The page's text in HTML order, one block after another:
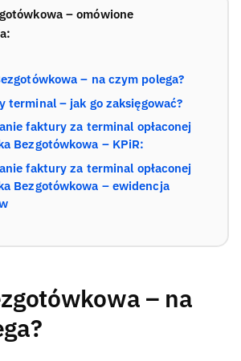
– omówione
– na czym polega?
terminal – jak go zaksięgować?
faktury za terminal opłaconej
Bezgotówkowa – KPiR:
faktury za terminal opłaconej
Bezgotówkowa – ewidencja
– na